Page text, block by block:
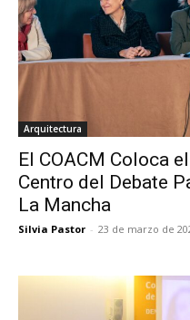
Arquitectura
El COACM Coloca
Centro del Debate
La Mancha
Silvia Pastor - 23 de marzo de